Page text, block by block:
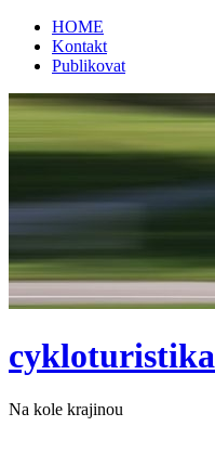
HOME
Kontakt
Publikovat
Na kole krajinou